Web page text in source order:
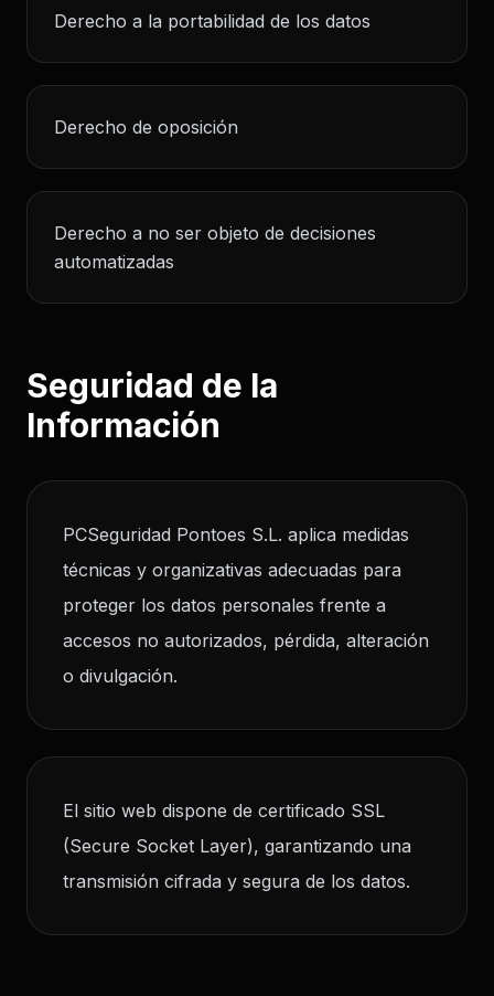
Derecho a la portabilidad de los datos
Derecho de oposición
Derecho a no ser objeto de decisiones
automatizadas
Seguridad de la
Información
PCSeguridad Pontoes S.L. aplica medidas
técnicas y organizativas adecuadas para
proteger los datos personales frente a
accesos no autorizados, pérdida, alteración
o divulgación.
El sitio web dispone de certificado SSL
(Secure Socket Layer), garantizando una
transmisión cifrada y segura de los datos.